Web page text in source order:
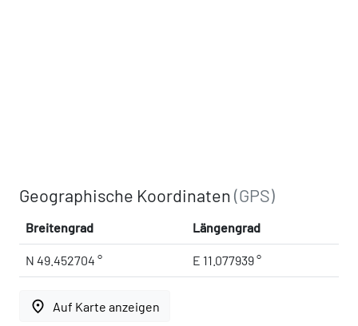
Geographische Koordinaten(GPS)
Breitengrad Längengrad
N 49.452704 ° E 11.077939 °
place Auf Karte anzeigen